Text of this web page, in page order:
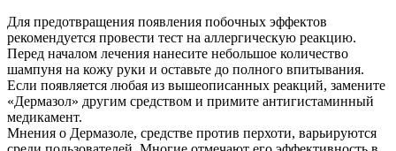
О нас
Для предотвращения появления побочных эффектов
рекомендуется провести тест на аллергическую реакцию.
Перед началом лечения нанесите небольшое количество
шампуня на кожу руки и оставьте до полного впитывания.
Если появляется любая из вышеописанных реакций, замените
«Дермазол» другим средством и примите антигистаминный
медикамент.
Мнения о Дермазоле, средстве против перхоти, варьируются